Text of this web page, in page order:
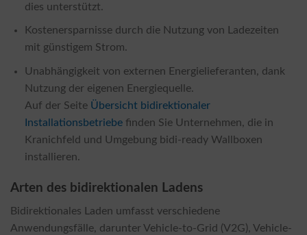
dies unterstützt.
Kostenersparnisse durch die Nutzung von Ladezeiten
mit günstigem Strom.
Unabhängigkeit von externen Energielieferanten, dank
Nutzung der eigenen Energiequelle.
Auf der Seite Übersicht bidirektionaler
Installationsbetriebefinden Sie Unternehmen, die in
Kranichfeld und Umgebung bidi-ready Wallboxen
installieren.
Arten des bidirektionalen Ladens
Bidirektionales Laden umfasst verschiedene
Anwendungsfälle, darunter Vehicle-to-Grid (V2G), Vehicle-